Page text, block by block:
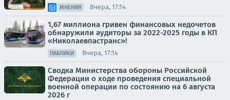
МНЕНИЯ Вчера, 17:14
1,67 миллиона гривен финансовых недочетов
обнаружили аудиторы за 2022-2025 годы в КП
«Николаевпастранс»!
ПАБЛИКИ Вчера, 17:14
Сводка Министерства обороны Российской
Федерации о ходе проведения специальной
военной операции по состоянию на 6 августа
2026 г